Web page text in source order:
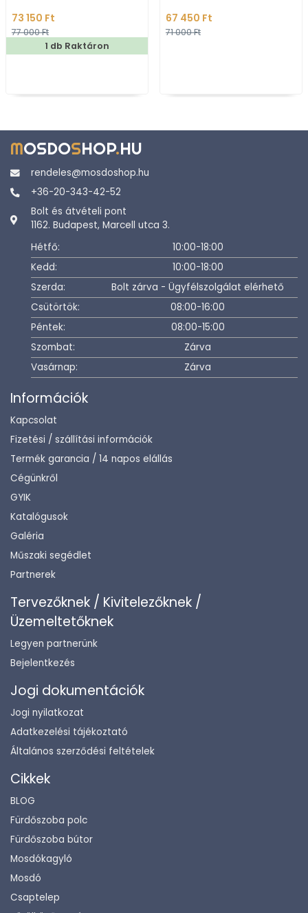
73 150 Ft
77 000 Ft
1 db Raktáron
67 450 Ft
71 000 Ft
MOSDOSHOP.HU
rendeles@mosdoshop.hu
+36-20-343-42-52
Bolt és átvételi pont
1162. Budapest, Marcell utca 3.
Hétfő:
10:00-18:00
Kedd:
10:00-18:00
Szerda:
Bolt zárva - Ügyfélszolgálat elérhető
Csütörtök:
08:00-16:00
Péntek:
08:00-15:00
Szombat:
Zárva
Vasárnap:
Zárva
Információk
Kapcsolat
Fizetési / szállítási információk
Termék garancia / 14 napos elállás
Cégünkről
GYIK
Katalógusok
Galéria
Műszaki segédlet
Partnerek
Tervezőknek / Kivitelezőknek /
Üzemeltetőknek
Legyen partnerünk
Bejelentkezés
Jogi dokumentációk
Jogi nyilatkozat
Adatkezelési tájékoztató
Általános szerződési feltételek
Cikkek
BLOG
Fürdőszoba polc
Fürdőszoba bútor
Mosdókagyló
Mosdó
Csaptelep